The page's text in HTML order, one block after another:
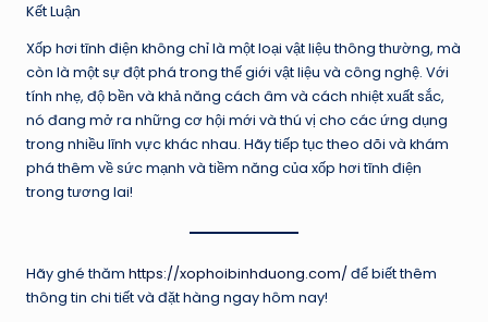
Kết Luận
Xốp hơi tĩnh điện không chỉ là một loại vật liệu thông thường, mà
còn là một sự đột phá trong thế giới vật liệu và công nghệ. Với
tính nhẹ, độ bền và khả năng cách âm và cách nhiệt xuất sắc,
nó đang mở ra những cơ hội mới và thú vị cho các ứng dụng
trong nhiều lĩnh vực khác nhau. Hãy tiếp tục theo dõi và khám
phá thêm về sức mạnh và tiềm năng của xốp hơi tĩnh điện
trong tương lai!
Hãy ghé thăm https://xophoibinhduong.com/ để biết thêm
thông tin chi tiết và đặt hàng ngay hôm nay!